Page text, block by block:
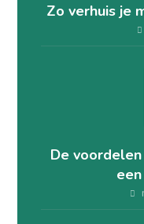
Zo verhuis je
De